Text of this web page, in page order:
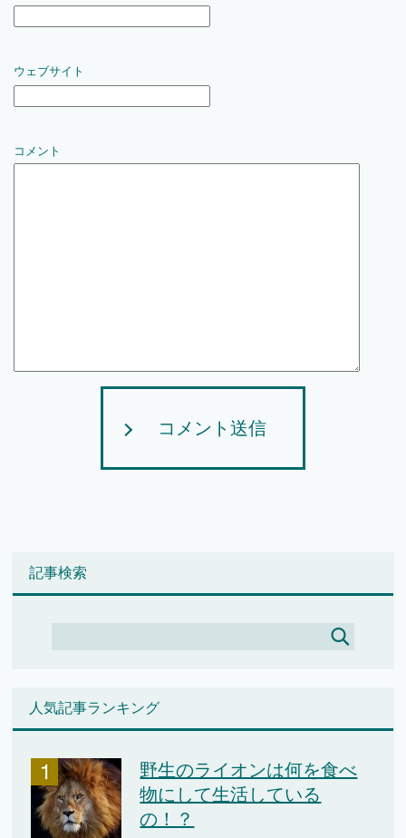
ウェブサイト
コメント
コメント送信
記事検索
人気記事ランキング
野生のライオンは何を食べ
物にして生活している
の！？